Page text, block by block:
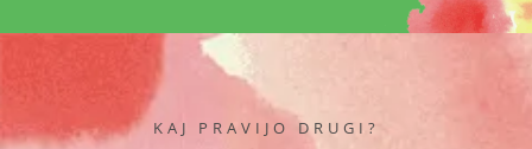
KAJ PRAVIJO DRUGI?